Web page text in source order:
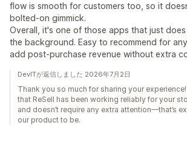
flow is smooth for customers too, so it
bolted-on gimmick.
Overall, it's one of those apps that just
the background. Easy to recommend for
add post-purchase revenue without extra
DevITが返信しました 2026年7月2日
Thank you so much for sharing your experience!
that ReSell has been working reliably for your
and doesn’t require any extra attention—that’s
our product to be.